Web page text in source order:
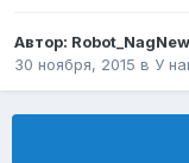
Автор:
30 ноября, 2015 в У